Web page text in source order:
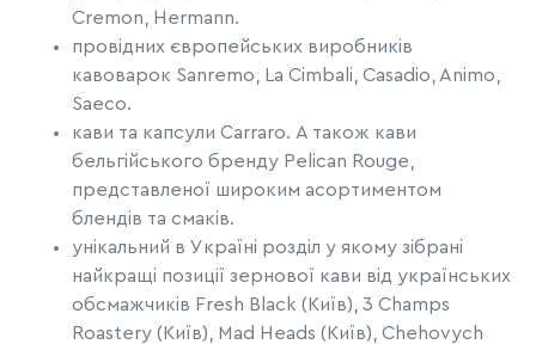
Cremon, Hermann.
провідних європейських виробників
кавоварок Sanremo, La Cimbali, Casadio, Animo,
Saeco.
кави та капсули Carraro. А також кави
бельгійського бренду Pelican Rouge,
представленої широким асортиментом
блендів та смаків.
унікальний в Україні розділ у якому зібрані
найкращі позиції зернової кави від українських
обсмажчиків Fresh Black (Київ), 3 Champs
Roastery (Київ), Mad Heads (Київ), Chehovych